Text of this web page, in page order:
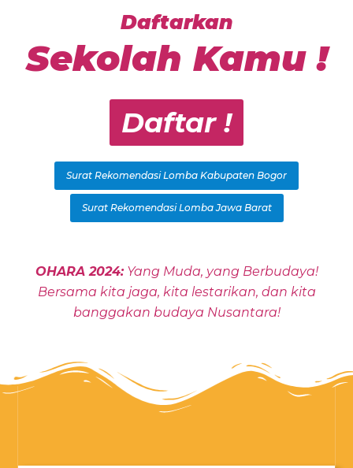
Daftarkan
Sekolah Kamu !
Daftar !
Surat Rekomendasi Lomba Kabupaten Bogor
Surat Rekomendasi Lomba Jawa Barat
OHARA 2024:Yang Muda, yang Berbudaya!
Bersama kita jaga, kita lestarikan, dan kita
banggakan budaya Nusantara!